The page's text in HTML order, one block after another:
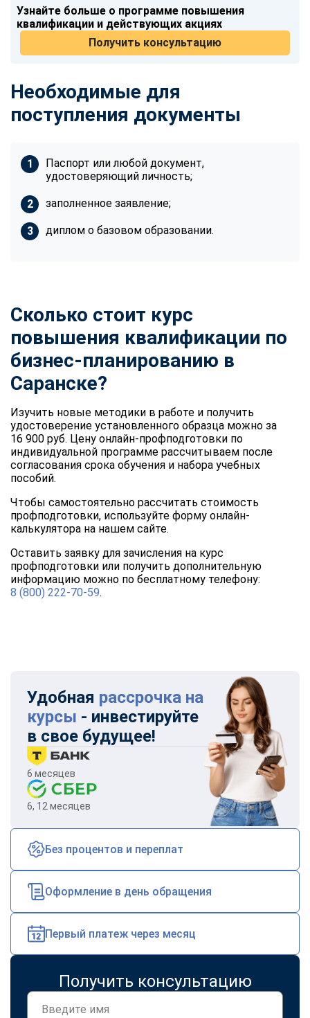
Узнайте больше о программе повышения
квалификации и действующих акциях
Получить консультацию
Необходимые для
поступления документы
Паспорт или любой документ,
удостоверяющий личность;
заполненное заявление;
диплом о базовом образовании.
Сколько стоит курс
повышения квалификации по
бизнес-планированию в
Саранске?
Изучить новые методики в работе и получить
удостоверение установленного образца можно за
16 900 руб. Цену онлайн-профподготовки по
индивидуальной программе рассчитываем после
согласования срока обучения и набора учебных
пособий.
Чтобы самостоятельно рассчитать стоимость
профподготовки, используйте форму онлайн-
калькулятора на нашем сайте.
Оставить заявку для зачисления на курс
профподготовки или получить дополнительную
информацию можно по бесплатному телефону:
8 (800) 222-70-59.
Удобная рассрочка на
курсы - инвестируйте
в свое будущее!
6 месяцев
6, 12 месяцев
Без процентов и переплат
Оформление в день обращения
Первый платеж через месяц
Получить консультацию